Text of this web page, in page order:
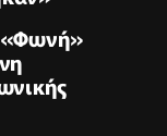
«Φωνή»